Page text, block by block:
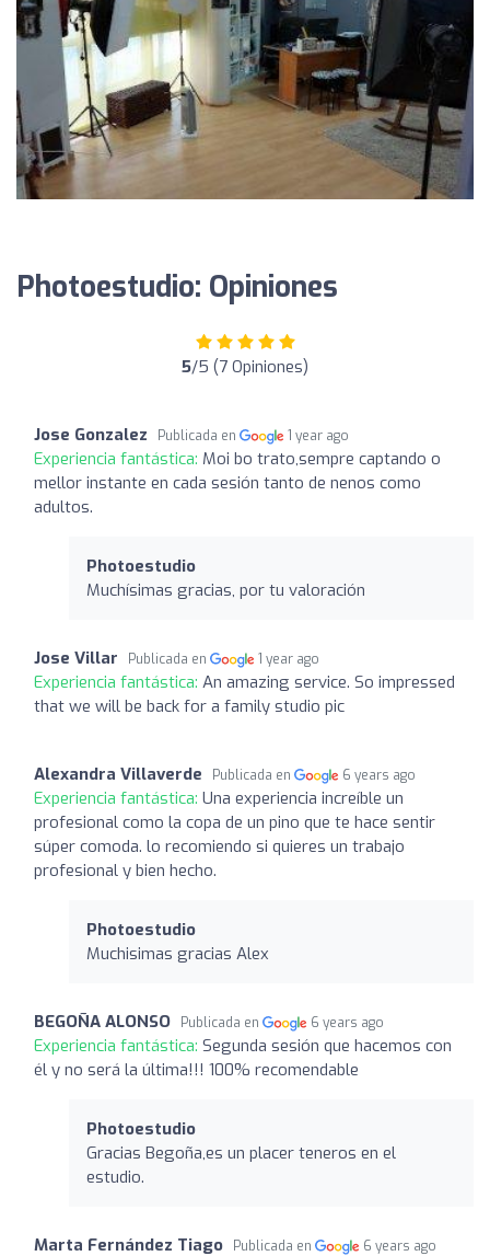
Photoestudio: Opiniones
5/5 (7 Opiniones)
Jose Gonzalez Publicada en 1 year ago
Experiencia fantástica: Moi bo trato,sempre captando o
mellor instante en cada sesión tanto de nenos como
adultos.
Photoestudio
Muchísimas gracias, por tu valoración
Jose Villar Publicada en 1 year ago
Experiencia fantástica: An amazing service. So impressed
that we will be back for a family studio pic
Alexandra Villaverde Publicada en 6 years ago
Experiencia fantástica: Una experiencia increíble un
profesional como la copa de un pino que te hace sentir
súper comoda. lo recomiendo si quieres un trabajo
profesional y bien hecho.
Photoestudio
Muchisimas gracias Alex
BEGOÑA ALONSO Publicada en 6 years ago
Experiencia fantástica: Segunda sesión que hacemos con
él y no será la última!!! 100% recomendable
Photoestudio
Gracias Begoña,es un placer teneros en el
estudio.
Marta Fernández Tiago Publicada en 6 years ago